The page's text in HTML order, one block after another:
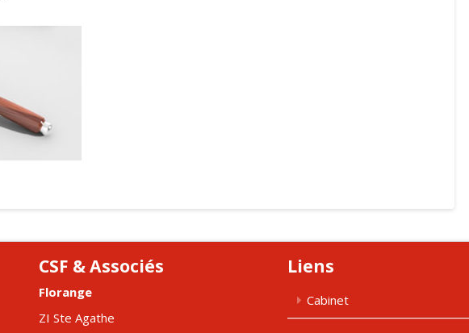
CSF & Associés
Florange
ZI Ste Agathe
Liens
Cabinet